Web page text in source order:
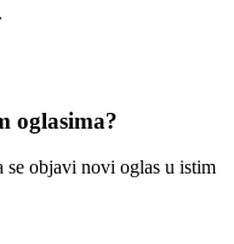
oglasima?
se objavi novi oglas u istim